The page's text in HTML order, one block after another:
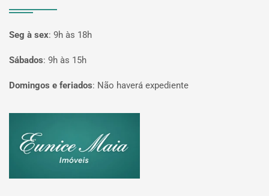
Seg à sex: 9h às 18h
Sábados: 9h às 15h
Domingos e feriados: Não haverá expediente